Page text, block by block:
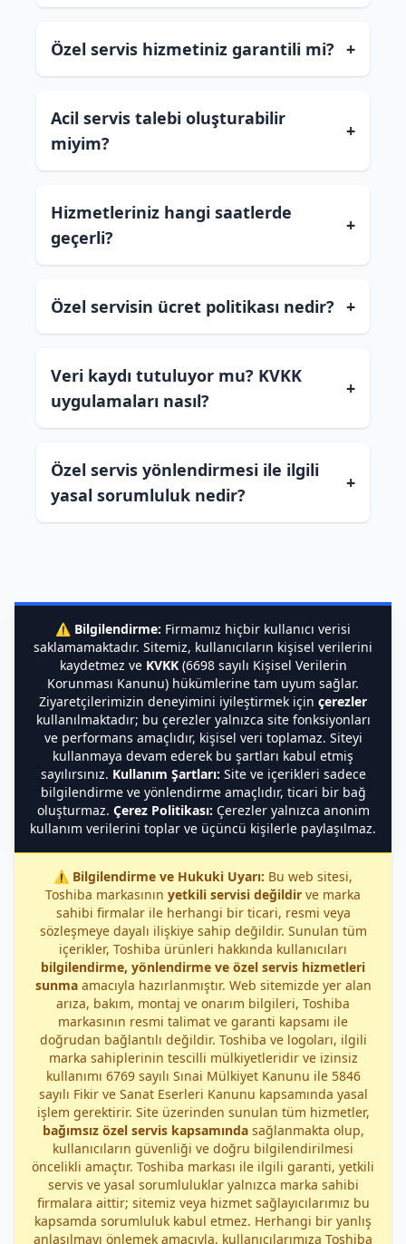
Özel servis hizmetiniz garantili mi? +
Acil servis talebi oluşturabilir
miyim?
+
Hizmetleriniz hangi saatlerde
geçerli?
+
Özel servisin ücret politikası nedir? +
Veri kaydı tutuluyor mu? KVKK
uygulamaları nasıl?
+
Özel servis yönlendirmesi ile ilgili
yasal sorumluluk nedir?
+
⚠️ Bilgilendirme: Firmamız hiçbir kullanıcı verisi
saklamamaktadır. Sitemiz, kullanıcıların kişisel verilerini
kaydetmez ve KVKK(6698 sayılı Kişisel Verilerin
Korunması Kanunu) hükümlerine tam uyum sağlar.
Ziyaretçilerimizin deneyimini iyileştirmek için çerezler
kullanılmaktadır; bu çerezler yalnızca site fonksiyonları
ve performans amaçlıdır, kişisel veri toplamaz. Siteyi
kullanmaya devam ederek bu şartları kabul etmiş
sayılırsınız. Kullanım Şartları: Site ve içerikleri sadece
bilgilendirme ve yönlendirme amaçlıdır, ticari bir bağ
oluşturmaz. Çerez Politikası: Çerezler yalnızca anonim
kullanım verilerini toplar ve üçüncü kişilerle paylaşılmaz.
⚠️ Bilgilendirme ve Hukuki Uyarı: Bu web sitesi,
Toshiba markasının yetkili servisi değildir ve marka
sahibi firmalar ile herhangi bir ticari, resmi veya
sözleşmeye dayalı ilişkiye sahip değildir. Sunulan tüm
içerikler, Toshiba ürünleri hakkında kullanıcıları
bilgilendirme, yönlendirme ve özel servis hizmetleri
sunmaamacıyla hazırlanmıştır. Web sitemizde yer alan
arıza, bakım, montaj ve onarım bilgileri, Toshiba
markasının resmi talimat ve garanti kapsamı ile
doğrudan bağlantılı değildir. Toshiba ve logoları, ilgili
marka sahiplerinin tescilli mülkiyetleridir ve izinsiz
kullanımı 6769 sayılı Sınai Mülkiyet Kanunu ile 5846
sayılı Fikir ve Sanat Eserleri Kanunu kapsamında yasal
işlem gerektirir. Site üzerinden sunulan tüm hizmetler,
bağımsız özel servis kapsamındasağlanmakta olup,
kullanıcıların güvenliği ve doğru bilgilendirilmesi
öncelikli amaçtır. Toshiba markası ile ilgili garanti, yetkili
servis ve yasal sorumluluklar yalnızca marka sahibi
firmalara aittir; sitemiz veya hizmet sağlayıcılarımız bu
kapsamda sorumluluk kabul etmez. Herhangi bir yanlış
anlaşılmayı önlemek amacıyla, kullanıcılarımıza Toshiba